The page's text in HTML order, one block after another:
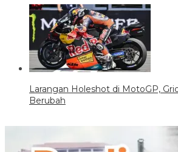
Larangan Holeshot di MotoGP,
Berubah